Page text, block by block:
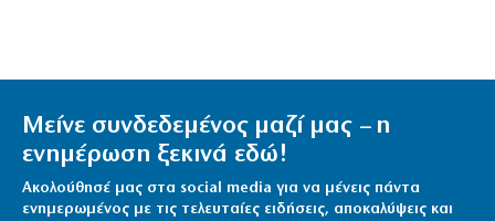
Μείνε συνδεδεμένος μαζί μας – η
ενημέρωση ξεκινά εδώ!
Ακολούθησέ μας στα social media για να μένεις πάντα
ενημερωμένος με τις τελευταίες ειδήσεις, αποκαλύψεις και